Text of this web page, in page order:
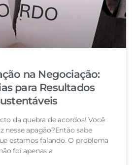
na Negociação:
para Resultados
da quebra de acordos! Você
nesse apagão?Então sabe
estamos falando. O problema
foi apenas a